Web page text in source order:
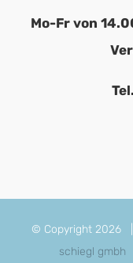
Mo-Fr von
© Copyright 2026
schiegl gmbh